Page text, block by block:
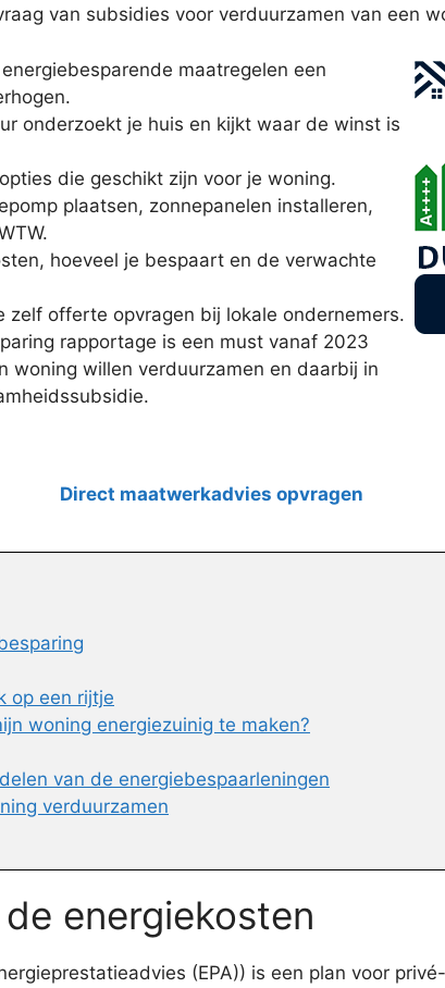
van subsidies voor verduurzamen van een
maatregelen een
onderzoekt je huis en kijkt waar de winst is
die geschikt zijn voor je woning.
plaatsen, zonnepanelen installeren,
hoeveel je bespaart en de verwachte
zelf offerte opvragen bij lokale ondernemers.
rapportage is een must vanaf 2023
woning willen verduurzamen en daarbij in
Direct maatwerkadvies opvragen
op een rijtje
woning energiezuinig te maken?
van de energiebespaarleningen
verduurzamen
energiekosten
(EPA)) is een plan voor